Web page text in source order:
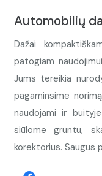
Automobilių
Dažai
patogiam
Jums tereikia
pagaminsime
naudojami ir
siūlome gruntu,
korektorius. Saugus